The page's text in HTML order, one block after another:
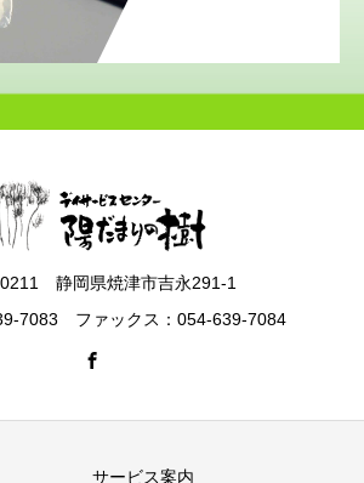
静岡県焼津市吉永291-1
7083 ファックス：054-639-7084
サービス案内